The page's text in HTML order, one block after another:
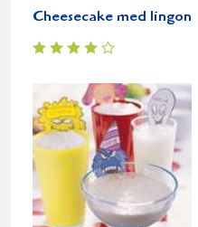
Cheesecake med lingon